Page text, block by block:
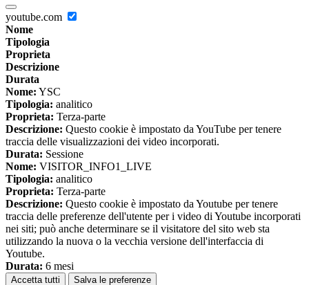
youtube.com
Nome
Tipologia
Proprieta
Descrizione
Durata
Nome: YSC
Tipologia: analitico
Proprieta: Terza-parte
Descrizione: Questo cookie è impostato da YouTube per tenere
traccia delle visualizzazioni dei video incorporati.
Durata: Sessione
Nome: VISITOR_INFO1_LIVE
Tipologia: analitico
Proprieta: Terza-parte
Descrizione: Questo cookie è impostato da Youtube per tenere
traccia delle preferenze dell'utente per i video di Youtube incorporati
nei siti; può anche determinare se il visitatore del sito web sta
utilizzando la nuova o la vecchia versione dell'interfaccia di
Youtube.
Durata: 6 mesi
Accetta tutti Salva le preferenze